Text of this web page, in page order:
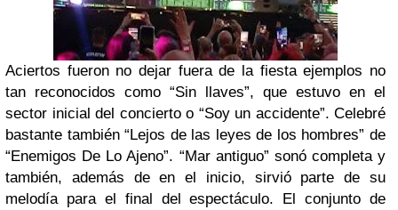
Aciertos fueron no dejar fuera de la fiesta ejemplos no
tan reconocidos como “Sin llaves”, que estuvo en el
sector inicial del concierto o “Soy un accidente”. Celebré
bastante también “Lejos de las leyes de los hombres” de
“Enemigos De Lo Ajeno”. “Mar antiguo” sonó completa y
también, además de en el inicio, sirvió parte de su
melodía para el final del espectáculo. El conjunto de